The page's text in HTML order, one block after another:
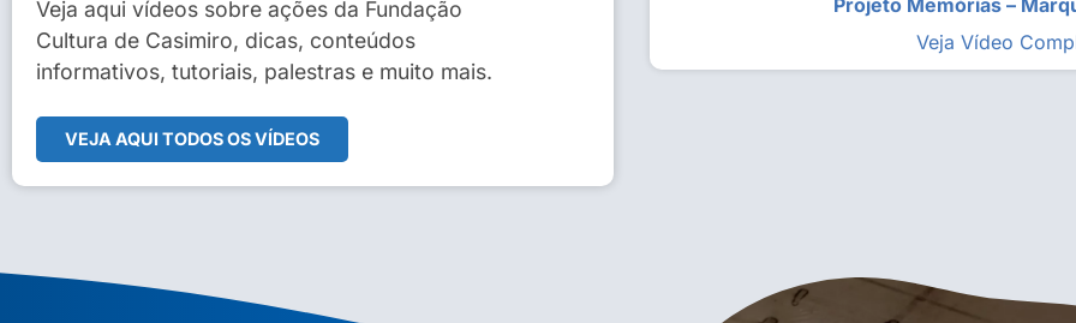
Veja aqui vídeos sobre ações da Fundação
Cultura de Casimiro, dicas, conteúdos
informativos, tutoriais, palestras e muito mais.
VEJA AQUI TODOS OS VÍDEOS
Sidney Macedo de Oliveira
Veja Vídeo Completo
Projeto Memórias –
Veja Vídeo